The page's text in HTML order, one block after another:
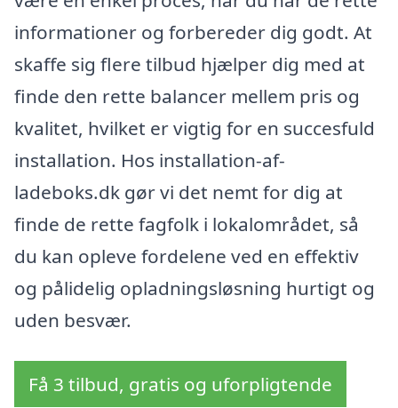
informationer og forbereder dig godt. At
skaffe sig flere tilbud hjælper dig med at
finde den rette balancer mellem pris og
kvalitet, hvilket er vigtig for en succesfuld
installation. Hos installation-af-
ladeboks.dk gør vi det nemt for dig at
finde de rette fagfolk i lokalområdet, så
du kan opleve fordelene ved en effektiv
og pålidelig opladningsløsning hurtigt og
uden besvær.
Få 3 tilbud, gratis og uforpligtende